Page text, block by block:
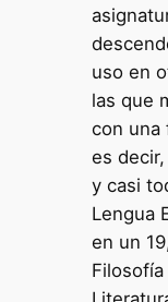
uso en
las que
con una
es
y casi
Lengua
en un